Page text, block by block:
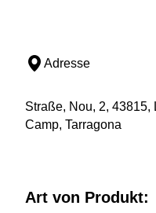
Adresse
Straße, Nou, 2,
Camp, Tarragona
Art von Produkt: